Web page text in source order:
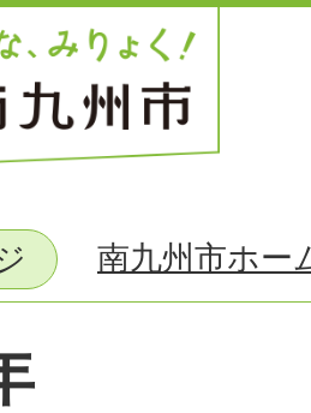
南九州市ホー